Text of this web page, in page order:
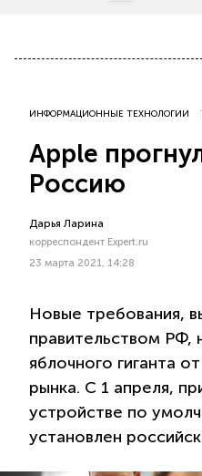
ИНФОРМАЦИОННЫЕ ТЕХНОЛОГИИ
Apple
Россию
Дарья Ларина
корреспондент Expert.ru
23 марта 2021, 14:28
Новые требования,
правительством РФ,
яблочного гиганта
рынка. С 1 апреля,
устройстве по
установлен